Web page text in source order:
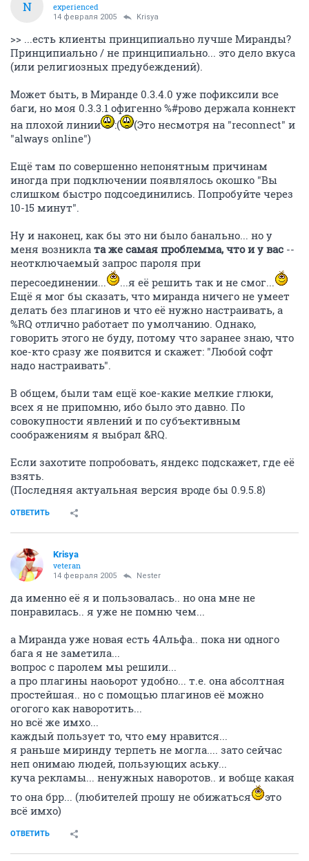
N
experienced
14 февраля 2005 Krisya
>> ...есть клиенты принципиально лучше Миранды?
Принципиально / не принципиально... это дело вкуса
(или религиозных предубеждений).
Может быть, в Миранде 0.3.4.0 уже пофиксили все
баги, но моя 0.3.3.1 офигенно %#рово держала коннект
на плохой линии
:(
(Это несмотря на "reconnect" и
"always online")
Ещё там по совершенно непонятным причинам
иногда при подключении появлялось окошко "Вы
слишком быстро подсоединились. Попробуйте через
10-15 минут".
Ну и наконец, как бы это ни было банально... но у
меня возникла та же самая проблемма, что и у вас --
неотключаемый запрос пароля при
пересоединении...
...я её решить так и не смог...
Ещё я мог бы сказать, что миранда ничего не умеет
делать без плагинов и что её нужно настраивать, а
%RQ отлично работает по умолчанию. Однако,
говорить этого не буду, потому что заранее знаю, что
кое-кто сразу же появится и скажет: "Любой софт
надо настраивать".
В общем, были там ещё кое-какие мелкие глюки,
всех я не припомню, ибо было это давно. По
совокупности явлений и по субъективным
соображениям я выбрал &RQ.
Если захотите попробовать, яндекс подскажет, где её
взять.
(Последняя актуальная версия вроде бы 0.9.5.8)
ОТВЕТИТЬ
Krisya
veteran
14 февраля 2005 Nestеr
да именно её я и пользовалась.. но она мне не
понравилась.. я уже не помню чем...
а Миранда уже новая есть 4Альфа.. пока ни одного
бага я не заметила...
вопрос с паролем мы решили...
а про плагины наоьорот удобно... т.е. она абсолтная
простейшая.. но с помощью плагинов её можно
огогого как наворотить...
но всё же имхо...
каждый пользует то, что ему нравится...
я раньше миринду терпеть не могла.... зато сейчас
неп онимаю людей, пользующих аську...
куча рекламы... ненужных наворотов.. и вобще какая
то она брр... (любителей прошу не обижаться
это
всё имхо)
ОТВЕТИТЬ